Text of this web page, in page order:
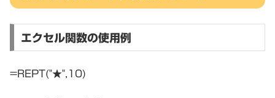
エクセル関数の使用例
=REPT("★",10)